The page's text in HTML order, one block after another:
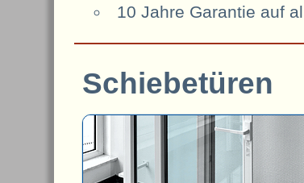
10 Jahre Garantie auf
Schiebetüren